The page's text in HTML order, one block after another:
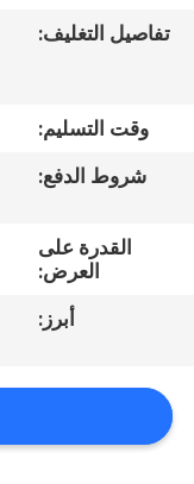
المصنع
مراقبة
بنا
تفاصيل التغليف:
وقت التسليم:
شروط الدفع:
القدرة على
العرض:
أبرز: